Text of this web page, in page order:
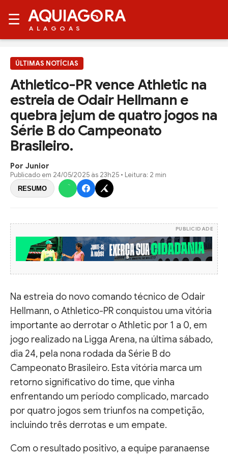
☰ AQUIAG RA
ALAGOAS
ÚLTIMAS NOTÍCIAS
Athletico-PR vence Athletic na
estreia de Odair Hellmann e
quebra jejum de quatro jogos na
Série B do Campeonato
Brasileiro.
Por Junior
Publicado em 24/05/2025 às 23h25 • Leitura: 2 min
RESUMO
PUBLICIDADE
Na estreia do novo comando técnico de Odair
Hellmann, o Athletico-PR conquistou uma vitória
importante ao derrotar o Athletic por 1 a 0, em
jogo realizado na Ligga Arena, na última sábado,
dia 24, pela nona rodada da Série B do
Campeonato Brasileiro. Esta vitória marca um
retorno significativo do time, que vinha
enfrentando um período complicado, marcado
por quatro jogos sem triunfos na competição,
incluindo três derrotas e um empate.
Com o resultado positivo, a equipe paranaense